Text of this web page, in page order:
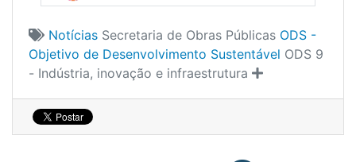
Notícias Secretaria de Obras Públicas ODS -
Objetivo de Desenvolvimento Sustentável ODS 9
- Indústria, inovação e infraestrutura